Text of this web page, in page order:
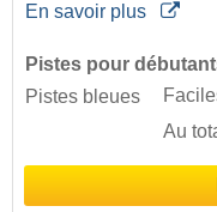
En savoir plus
Pistes pour
Pistes bleues
Au